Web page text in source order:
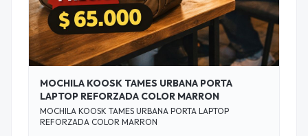
MOCHILA KOOSK TAMES URBANA PORTA
LAPTOP REFORZADA COLOR MARRON
MOCHILA KOOSK TAMES URBANA PORTA LAPTOP
REFORZADA COLOR MARRON